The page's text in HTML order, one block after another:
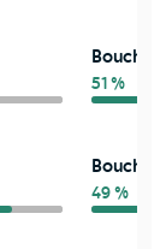
51 %
49 %